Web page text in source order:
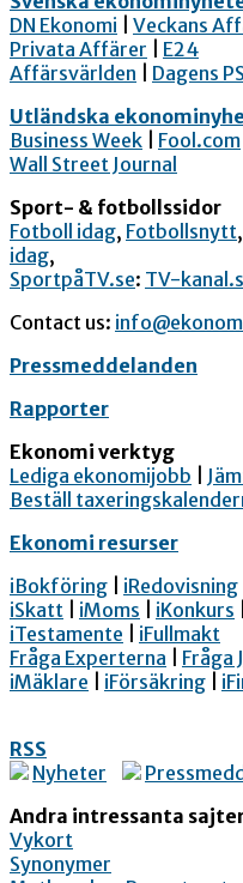
DN Ekonomi
Veckans
Privata Affärer
E24
Affärsvärlden
Dagens PS
Utländska
Business Week
Fool.com
Wall Street Journal
Sport- & fotbollssidor
Fotboll idag, Fotbollsnytt,
idag,
SportpåTV.se: TV-
Contact us:
Pressmeddelanden
Rapporter
Ekonomi verktyg
Lediga ekonomijobb
Beställ
Ekonomi resurser
iBokföring
iRedovisning
iSkatt
iMoms iKonkurs
iTestamente
iFullmakt
Fråga Experterna
Fråga
iMäklare
iFörsäkring
RSS
Nyheter
Andra intressanta
Vykort
Synonymer